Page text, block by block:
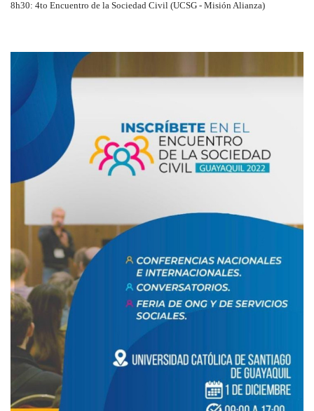
8h30: 4to Encuentro de la Sociedad Civil (UCSG - Misión Alianza)